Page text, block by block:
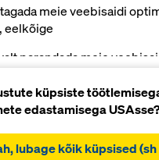
meie veebisaidi
eelkõige
parandada meie
sujuvat ostuprotsessi
küpsiste
edastamisega
lubage kõik küpsised (sh